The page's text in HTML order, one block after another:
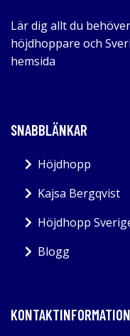
Lär dig allt du
höjdhoppare och
hemsida
SNABBLÄNKAR
Höjdhopp
Kajsa Bergqvist
Höjdhopp
Blogg
KONTAKTINFORMATION